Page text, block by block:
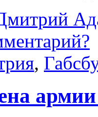
,
армии